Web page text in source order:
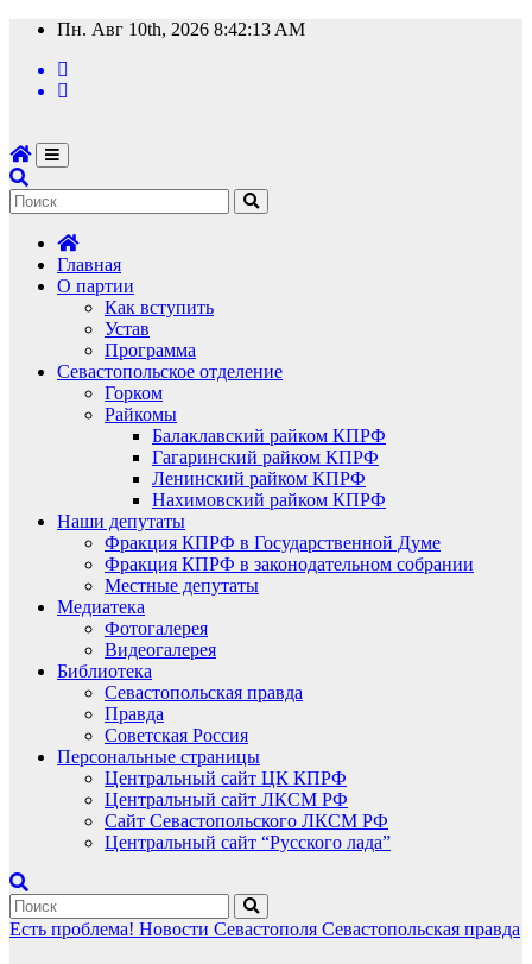
Перейти
содержимому
Пн. Авг 10th, 2026 8:42:14 AM
Главная
О партии
Как вступить
Устав
Программа
Севастопольское отделение
Горком
Райкомы
Балаклавский райком КПРФ
Гагаринский райком КПРФ
Ленинский райком КПРФ
Нахимовский райком КПРФ
Наши депутаты
Фракция КПРФ в Государственной Думе
Фракция КПРФ в законодательном собрании
Местные депутаты
Медиатека
Фотогалерея
Видеогалерея
Библиотека
Севастопольская правда
Правда
Советская Россия
Персональные страницы
Центральный сайт ЦК КПРФ
Центральный сайт ЛКСМ РФ
Сайт Севастопольского ЛКСМ РФ
Центральный сайт “Русского лада”
Есть проблема! Новости Севастополя Севастопольская правда